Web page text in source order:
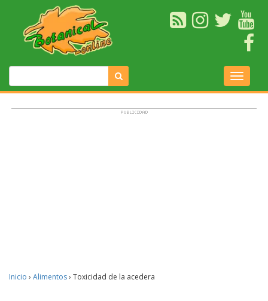
Inicio › Alimentos› Toxicidad de la acedera